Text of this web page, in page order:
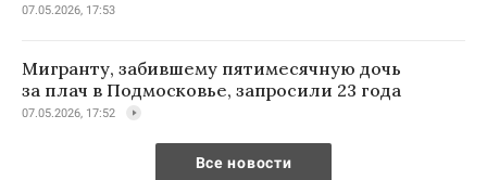
07.05.2026, 17:53
Мигранту, забившему пятимесячную дочь
за плач в Подмосковье, запросили 23 года
07.05.2026, 17:52
Все новости